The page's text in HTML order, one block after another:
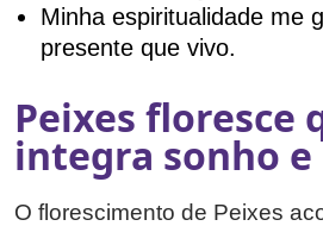
Minha espiritualidade me
presente que vivo.
Peixes floresce
integra sonho
O florescimento de Peixes